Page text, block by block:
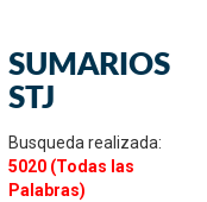
SUMARIOS
STJ
Busqueda realizada:
5020 (Todas las
Palabras)